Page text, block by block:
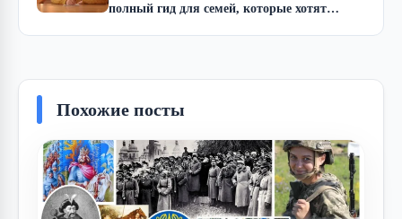
полный гид для семей, которые хотят
Похожие посты